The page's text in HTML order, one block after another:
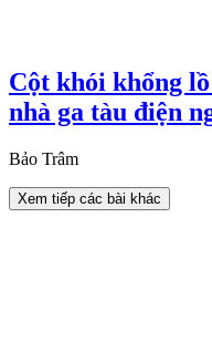
Cột khói khổng
nhà ga tàu điện
Bảo Trâm
Xem tiếp các bài khác